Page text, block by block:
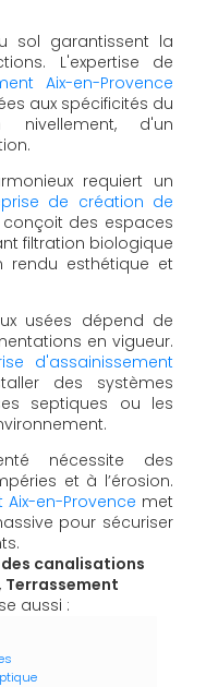
sol garantissent la
L'expertise de
Aix-en-Provence
aux spécificités du
d'un
requiert un
de création de
conçoit des espaces
filtration biologique
esthétique et
usées dépend de
en vigueur.
d'assainissement
des systèmes
septiques ou les
nécessite des
et à l’érosion.
en-Provence met
pour sécuriser
des canalisations
Terrassement
aussi :